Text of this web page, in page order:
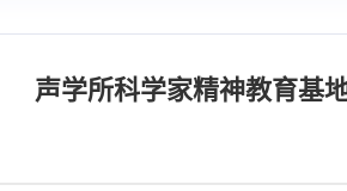
声学所科学家精神教育基